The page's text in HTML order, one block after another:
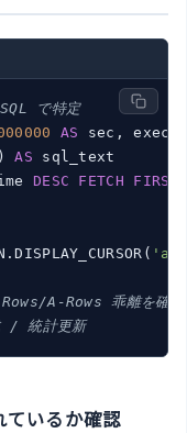
で特定
AS sec,
) AS
DESC FETCH FIRST
A-Rows 乖離を確認
/ 統計更新
ているか確認